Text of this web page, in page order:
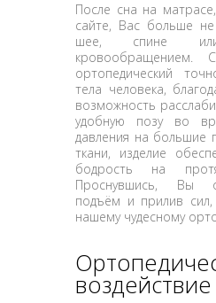
После сна на
сайте, Вас больше
шее, спине
кровообращением.
ортопедический
тела человека,
возможность
удобную позу во
давления на большие
ткани, изделие
бодрость на
Проснувшись, Вы
подъём и прилив
нашему чудесному